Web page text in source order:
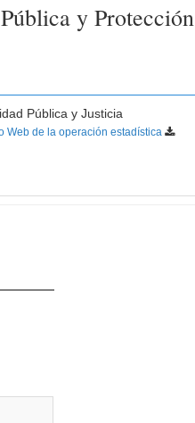
y Protección
Pública y Justicia
Web de la operación estadística